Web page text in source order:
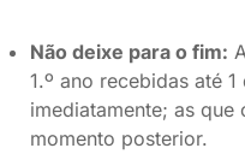
Não deixe para o fim:
1.º ano recebidas até
imediatamente; as
momento posterior.